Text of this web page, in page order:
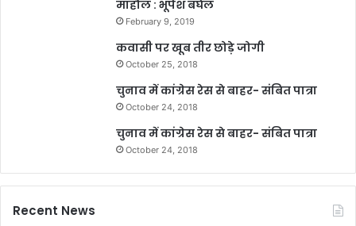
माहौल : भूपेश बघेल
February 9, 2019
कवासी पर खूब तीर छोड़े जोगी
October 25, 2018
चुनाव में कांग्रेस रेस से बाहर- संबित पात्रा
October 24, 2018
चुनाव में कांग्रेस रेस से बाहर- संबित पात्रा
October 24, 2018
Recent News